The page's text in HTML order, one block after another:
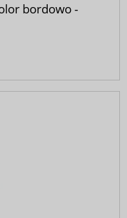
bordowo -